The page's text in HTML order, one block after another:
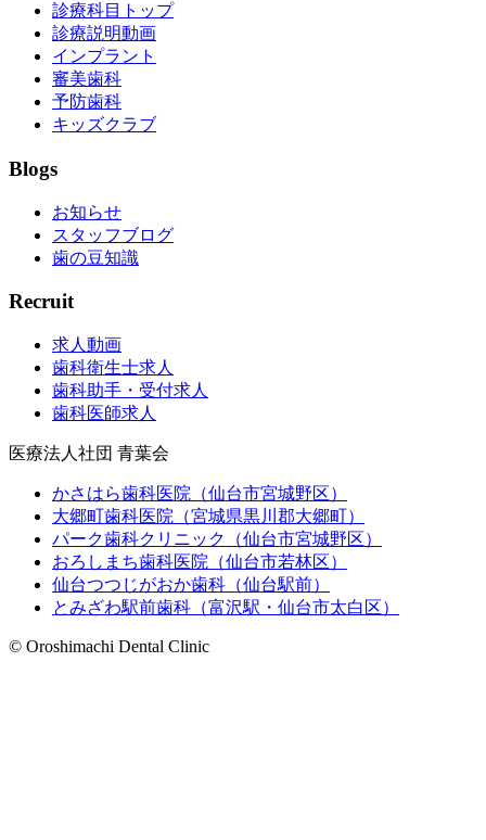
診療科目トップ
診療説明動画
インプラント
審美歯科
予防歯科
キッズクラブ
Blogs
お知らせ
スタッフブログ
歯の豆知識
Recruit
求人動画
歯科衛生士求人
歯科助手・受付求人
歯科医師求人
医療法人社団 青葉会
かさはら歯科医院（仙台市宮城野区）
大郷町歯科医院（宮城県黒川郡大郷町）
パーク歯科クリニック（仙台市宮城野区）
おろしまち歯科医院（仙台市若林区）
仙台つつじがおか歯科（仙台駅前）
とみざわ駅前歯科（富沢駅・仙台市太白区）
© Oroshimachi Dental Clinic